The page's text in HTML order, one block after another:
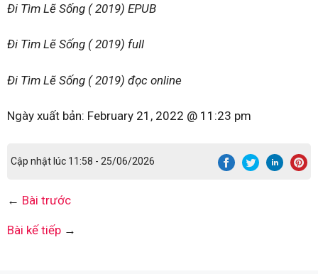
Đi Tìm Lẽ Sống ( 2019) EPUB
Đi Tìm Lẽ Sống ( 2019) full
Đi Tìm Lẽ Sống ( 2019) đọc online
Ngày xuất bản: February 21, 2022 @ 11:23 pm
Cập nhật lúc 11:58 - 25/06/2026
← Bài trước
Bài kế tiếp →